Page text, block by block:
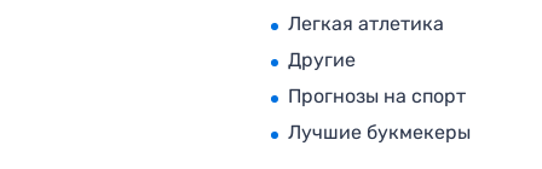
Легкая атлетика
Другие
Прогнозы на спорт
Лучшие букмекеры